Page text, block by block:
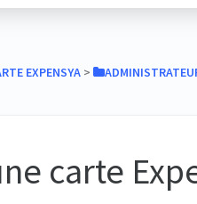
EXPENSYA​ > ​
carte